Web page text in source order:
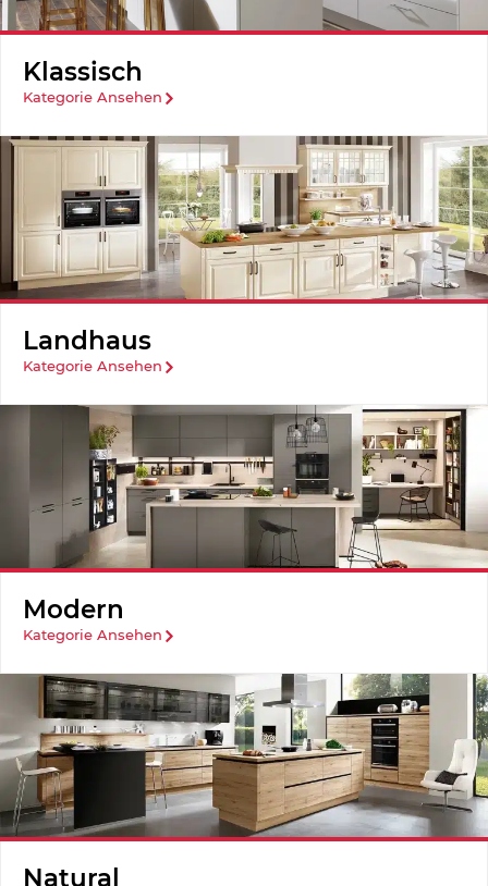
Klassisch
Kategorie Ansehen
Landhaus
Kategorie Ansehen
Modern
Kategorie Ansehen
Natural